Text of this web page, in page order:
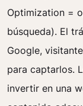
Optimization =
búsqueda). El
Google,
para captarlos.
invertir en una